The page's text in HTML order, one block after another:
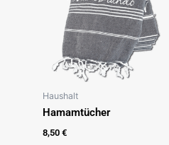
Haushalt
Hamamtücher
8,50 €